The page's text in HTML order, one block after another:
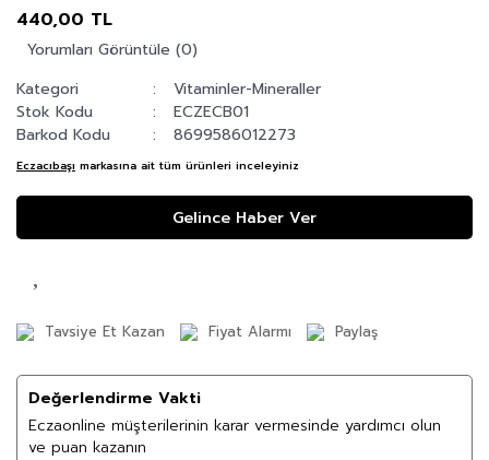
440,00 TL
Yorumları Görüntüle (0)
Kategori
Vitaminler-Mineraller
Stok Kodu
ECZECB01
Barkod Kodu
8699586012273
Eczacıbaşı markasına ait tüm ürünleri inceleyiniz
Gelince Haber Ver
Tavsiye Et Kazan Fiyat Alarmı Paylaş
Değerlendirme Vakti
Eczaonline müşterilerinin karar vermesinde yardımcı olun
ve puan kazanın